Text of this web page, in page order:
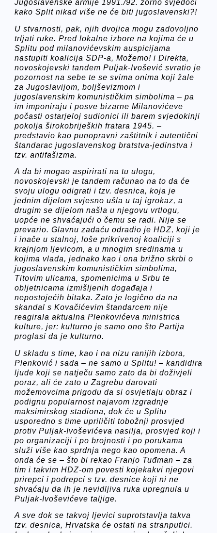
Jugoslavenske armije 1991./92. zorno svjedoči
kako Split nikad više ne će biti jugoslavenski?!
U stvarnosti, pak, njih dvojica mogu zadovoljno
trljati ruke. Pred lokalne izbore na kojima će u
Splitu pod milanovićevskim auspicijama
nastupiti koalicija SDP-a, Možemo! i Direkta,
novoskojevski tandem Puljak-Ivošević svratio je
pozornost na sebe te se svima onima koji žale
za Jugoslavijom, boljševizmom i
jugoslavenskim komunističkim simbolima – pa
im imponiraju i posve bizarne Milanovićeve
počasti ostarjeloj sudionici ili barem svjedokinji
pokolja širokobrijeških fratara 1945. –
predstavio kao punopravni zaštitnik i autentični
štandarac jugoslavenskog bratstva-jedinstva i
tzv. antifašizma.
A da bi mogao aspirirati na tu ulogu,
novoskojevski je tandem računao na to da će
svoju ulogu odigrati i tzv. desnica, koja je
jednim dijelom svjesno ušla u taj igrokaz, a
drugim se dijelom našla u njegovu vrtlogu,
uopće ne shvaćajući o čemu se radi. Nije se
prevario. Glavnu zadaću odradio je HDZ, koji je
i inače u stalnoj, loše prikrivenoj koaliciji s
krajnjom ljevicom, a u mnogim sredinama u
kojima vlada, jednako kao i ona brižno skrbi o
jugoslavenskim komunističkim simbolima,
Titovim ulicama, spomenicima u Srbu te
obljetnicama izmišljenih događaja i
nepostojećih bitaka. Zato je logično da na
skandal s Kovačićevim štandarcem nije
reagirala aktualna Plenkovićeva ministrica
kulture, jer: kulturno je samo ono što Partija
proglasi da je kulturno.
U skladu s time, kao i na nizu ranijih izbora,
Plenković i sada – ne samo u Splitu! – kandidira
ljude koji se natječu samo zato da bi doživjeli
poraz, ali će zato u Zagrebu darovati
možemovcima prigodu da si osvjetlaju obraz i
podignu popularnost najavom izgradnje
maksimirskog stadiona, dok će u Splitu
usporedno s time upriličiti tobožnji prosvjed
protiv Puljak-Ivoševićeva nasilja, prosvjed koji i
po organizaciji i po brojnosti i po porukama
služi više kao sprdnja nego kao opomena. A
onda će se – što bi rekao Franjo Tuđman – za
tim i takvim HDZ-om povesti kojekakvi njegovi
prirepci i podrepci s tzv. desnice koji ni ne
shvaćaju da ih je nevidljiva ruka upregnula u
Puljak-Ivoševićeve taljige.
A sve dok se takvoj ljevici suprotstavlja takva
tzv. desnica, Hrvatska će ostati na stranputici.